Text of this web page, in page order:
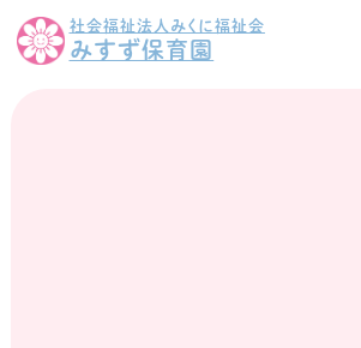
社会福祉法人みくに福祉会
みすず保育園